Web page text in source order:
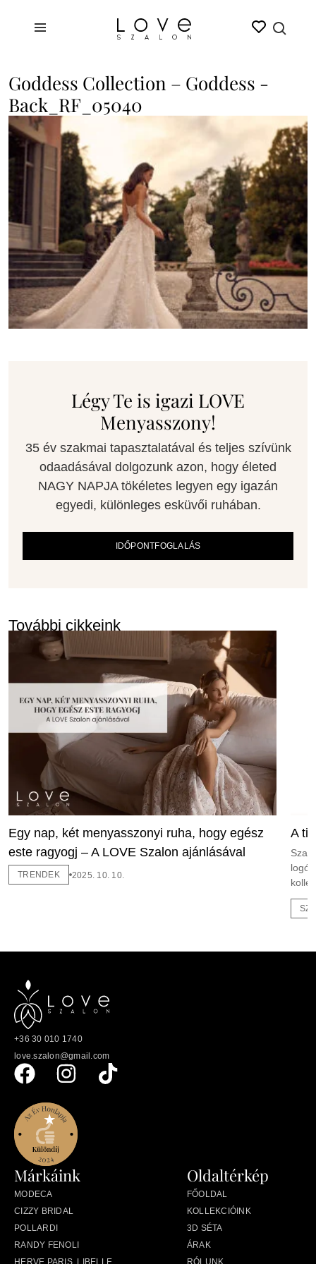
Goddess Collection – Goddess -
Back_RF_05040
Légy Te is igazi LOVE
Menyasszony!
35 év szakmai tapasztalatával és teljes szívünk
odaadásával dolgozunk azon, hogy életed
NAGY NAPJA tökéletes legyen egy igazán
egyedi, különleges esküvői ruhában.
IDŐPONTFOGLALÁS
További cikkeink
Egy nap, két menyasszonyi ruha, hogy egész
este ragyogj – A LOVE Szalon ajánlásával
TRENDEK 2025. 10. 10.
A
+36 30 010 1740
love.szalon@gmail.com
Oldaltérkép
FŐOLDAL
KOLLEKCIÓINK
3D SÉTA
ÁRAK
RÓLUNK
Márkáink
MODECA
CIZZY BRIDAL
POLLARDI
RANDY FENOLI
HERVE PARIS, LIBELLE